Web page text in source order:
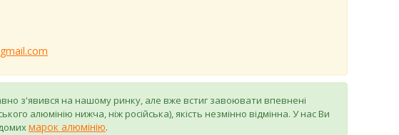
з'явився на нашому ринку, але вже встиг завоювати впевнені
алюмінію нижча, ніж російська), якість незмінно відмінна. У нас Ви
марок алюмінію.